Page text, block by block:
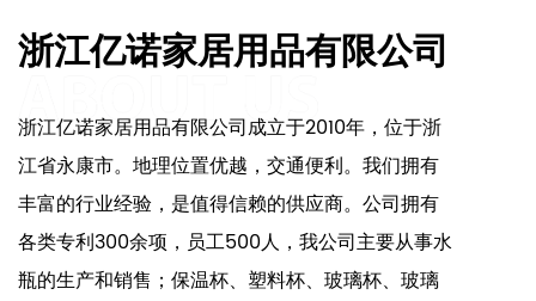
浙江亿诺家居用品有限公司
浙江亿诺家居用品有限公司成立于2010年，位于浙
江省永康市。地理位置优越，交通便利。我们拥有
丰富的行业经验，是值得信赖的供应商。公司拥有
各类专利300余项，员工500人，我公司主要从事水
瓶的生产和销售；保温杯、塑料杯、玻璃杯、玻璃